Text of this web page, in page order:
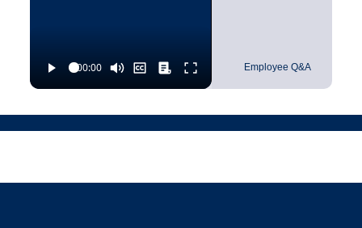
Employee Q&A